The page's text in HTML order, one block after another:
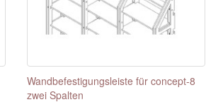
Wandbefestigungsleiste für concept-8
zwei Spalten